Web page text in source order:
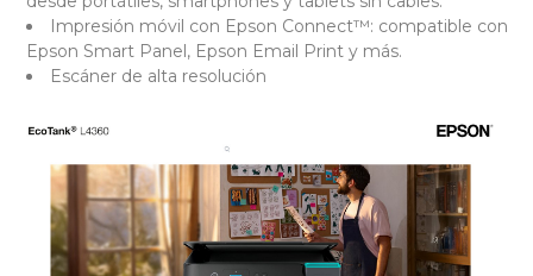
Impresión móvil con Epson Connect™: compatible con
Epson Smart Panel, Epson Email Print y más.
Escáner de alta resolución